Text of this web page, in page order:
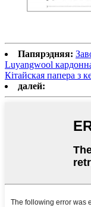
Папярэдняя:
Luyangwool
Кітайская папера з
далей: